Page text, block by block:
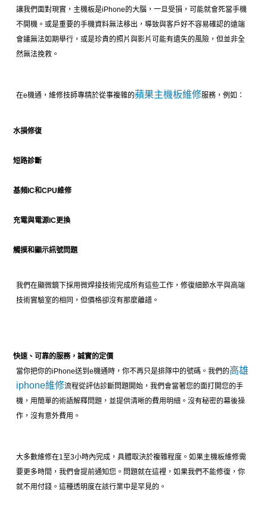
讓我們面對現實，主機板是iPhone的大腦，一旦受損，可能就會死當手機
不開機。或是重要的手機資料無法移出，導致與客戶好不容易確認的遠端
會議無法如期舉行，或是珍貴的照片與影片可能有遺失的風險，但並非全
然無法挽救。
在e機通，維修技師專精於從事複雜的蘋果主機板維修服務，例如：
水損修復
短路診斷
基頻IC和CPU維修
充電與電源IC更換
觸摸和顯示訊號問題
我們在顯微鏡下採用微焊接技術完成所有這些工作，修復細節水平與高端
技術實驗室的相同，但價格卻沒有那麼離譜。
快速、可靠的服務，誠實的定價
當你把你的iPhone送到e機通時，你不再只是排隊中的號碼。我們的高雄
iphone維修流程從評估診斷問題開始，我們會當著您的面打開您的手
機，用簡單的術語解釋問題，並提供清晰的費用明細。沒有秘密的幕後操
作，沒有意外費用。
大多數維修在1至3小時內完成，具體取決於複雜程度。如果主機板維修需
要更多時間，我們會提前通知您。問題就在這裡，如果我們不能修復，你
就不用付錢。這種透明度在該行業中是罕見的。